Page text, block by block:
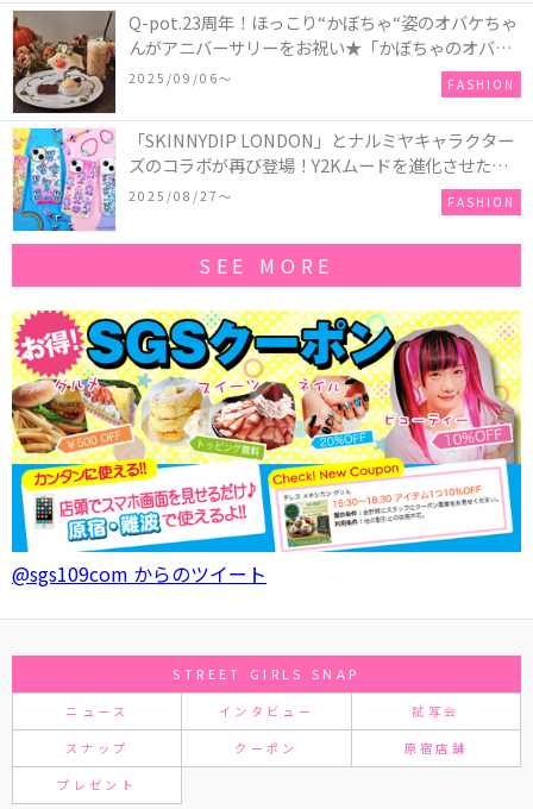
Q-pot.23周年！ほっこり“かぼちゃ“姿のオバケちゃ
んがアニバーサリーをお祝い★「かぼちゃのオバケ
ーキアクセサリー」が新発売！Q-pot CAFE.では
「かぼちゃのオバケーキプレート」も登場
2025/09/06〜 FASHION
「SKINNYDIP LONDON」とナルミヤキャラクター
ズのコラボが再び登場！Y2Kムードを進化させた新
作コレクションを発売♪
2025/08/27〜 FASHION
SEE MORE
@sgs109com からのツイート
STREET GIRLS SNAP
ニュース インタビュー 試写会
スナップ クーポン 原宿店舗
プレゼント